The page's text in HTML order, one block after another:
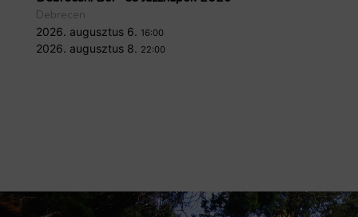
Forrás: GoTourist
Debrecen
2026. augusztus 6. 16:00
2026. augusztus 8. 22:00